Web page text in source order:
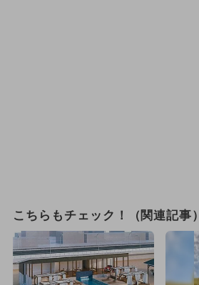
こちらもチェック！（関連記事）